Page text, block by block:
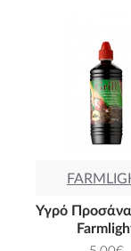
Υγρό